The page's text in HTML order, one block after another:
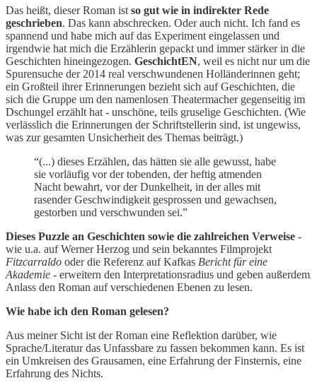
Das heißt, dieser Roman ist so gut wie in indirekter Rede
geschrieben. Das kann abschrecken. Oder auch nicht. Ich fand es
spannend und habe mich auf das Experiment eingelassen und
irgendwie hat mich die Erzählerin gepackt und immer stärker in die
Geschichten hineingezogen. GeschichtEN, weil es nicht nur um die
Spurensuche der 2014 real verschwundenen Holländerinnen geht;
ein Großteil ihrer Erinnerungen bezieht sich auf Geschichten, die
sich die Gruppe um den namenlosen Theatermacher gegenseitig im
Dschungel erzählt hat - unschöne, teils gruselige Geschichten. (Wie
verlässlich die Erinnerungen der Schriftstellerin sind, ist ungewiss,
was zur gesamten Unsicherheit des Themas beiträgt.)
“(...) dieses Erzählen, das hätten sie alle gewusst, habe
sie vorläufig vor der tobenden, der heftig atmenden
Nacht bewahrt, vor der Dunkelheit, in der alles mit
rasender Geschwindigkeit gesprossen und gewachsen,
gestorben und verschwunden sei.”
Dieses Puzzle an Geschichten sowie die zahlreichen Verweise -
wie u.a. auf Werner Herzog und sein bekanntes Filmprojekt
Fitzcarraldo oder die Referenz auf Kafkas Bericht für eine
Akademie - erweitern den Interpretationsradius und geben außerdem
Anlass den Roman auf verschiedenen Ebenen zu lesen.
Wie habe ich den Roman gelesen?
Aus meiner Sicht ist der Roman eine Reflektion darüber, wie
Sprache/Literatur das Unfassbare zu fassen bekommen kann. Es ist
ein Umkreisen des Grausamen, eine Erfahrung der Finsternis, eine
Erfahrung des Nichts.